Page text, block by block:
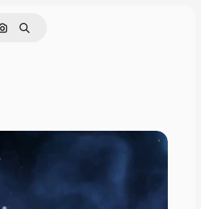
Nach Bild suchen
Suchen